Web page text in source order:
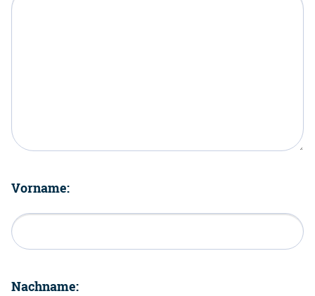
Vorname:
Nachname: